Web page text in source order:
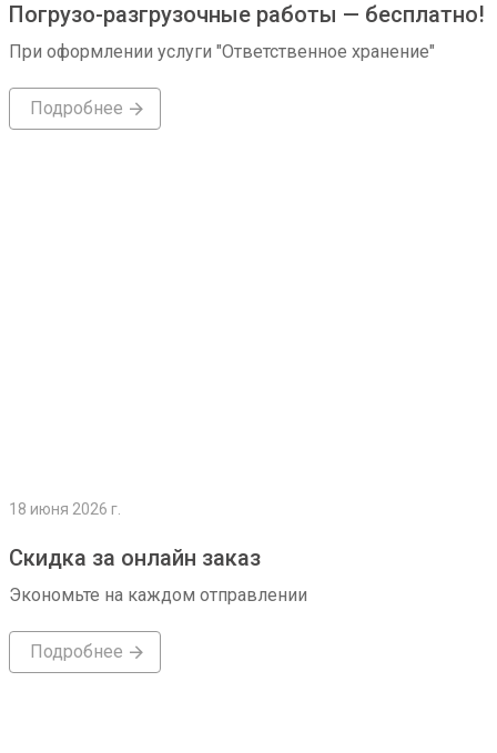
Погрузо-разгрузочные работы — бесплатно!
При оформлении услуги "Ответственное хранение"
Подробнее
18 июня 2026 г.
Скидка за онлайн заказ
Экономьте на каждом отправлении
Подробнее